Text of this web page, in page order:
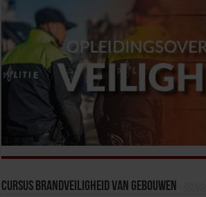
Cursus Brandveiligheid van Gebouwen